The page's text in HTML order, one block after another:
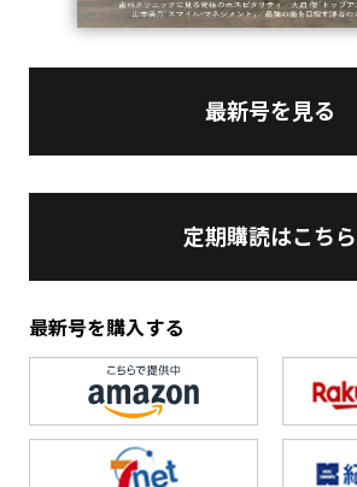
最新号を見る
定期購読はこちら
最新号を購入する